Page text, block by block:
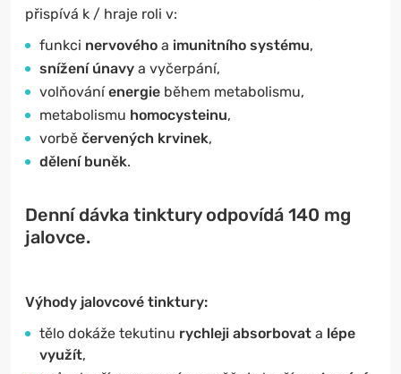
přispívá k / hraje roli v:
funkci nervového a imunitního systému,
snížení únavy a vyčerpání,
volňováníenergie během metabolismu,
metabolismu homocysteinu,
vorbě červených krvinek,
dělení buněk.
Denní dávka tinktury odpovídá 140 mg
jalovce.
Výhody jalovcové tinktury:
tělo dokáže tekutinu rychleji absorbovat a lépe
využít,